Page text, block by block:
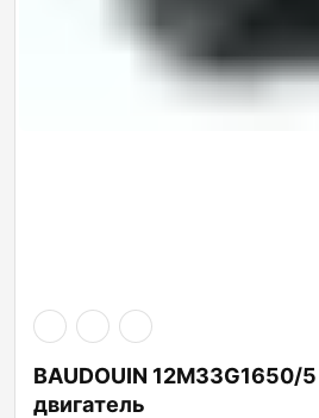
BAUDOUIN 12M33G1650/
двигатель